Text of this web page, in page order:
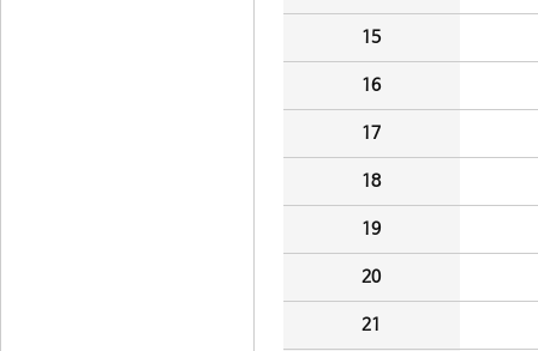
15
16
17
18
19
20
21